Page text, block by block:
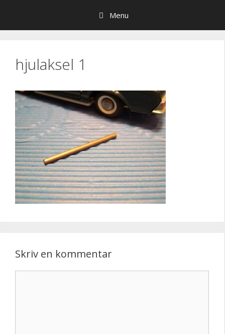
indhold
Menu
hjulaksel 1
Skriv en kommentar